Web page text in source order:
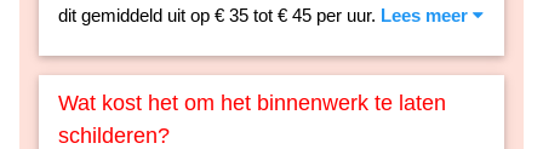
dit gemiddeld uit op € 35 tot € 45 per uur. Lees meer
Wat kost het om het binnenwerk te laten
schilderen?